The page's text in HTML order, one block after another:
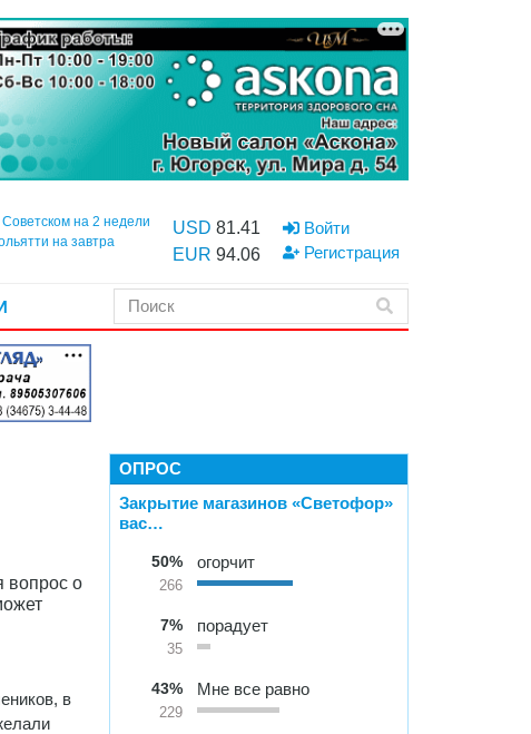
на 2 недели
на завтра
USD 81.41
EUR 94.06
Войти
Регистрация
вопрос о
в
ОПРОС
Закрытие магазинов «Светофор»
вас…
50%
266
огорчит
7%
35
порадует
43%
229
Мне все равно